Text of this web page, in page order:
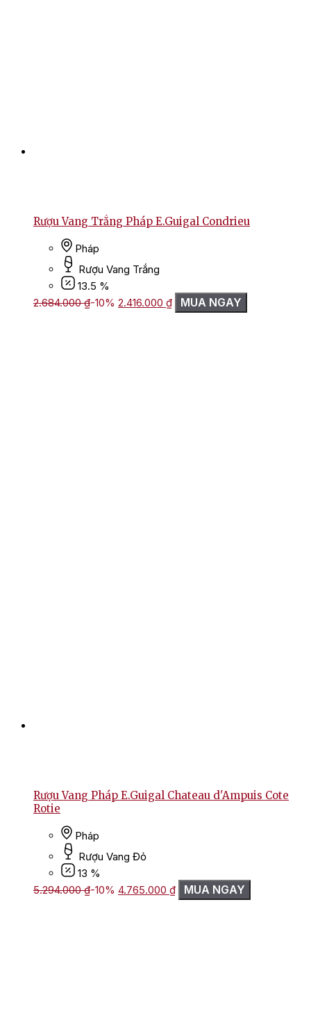
Rượu Vang Trắng Pháp E.Guigal Condrieu
Pháp
Rượu Vang Trắng
13.5 %
2.684.000₫-10% Giá
gốc
2.416.000 ₫Giá
hiện
MUA NGAY
Rượu Vang Pháp E.Guigal Chateau d'Ampuis Cote
Rotie
Pháp
Rượu Vang Đỏ
13 %
5.294.000₫-10% Giá
gốc
4.765.000 ₫Giá
hiện
MUA NGAY